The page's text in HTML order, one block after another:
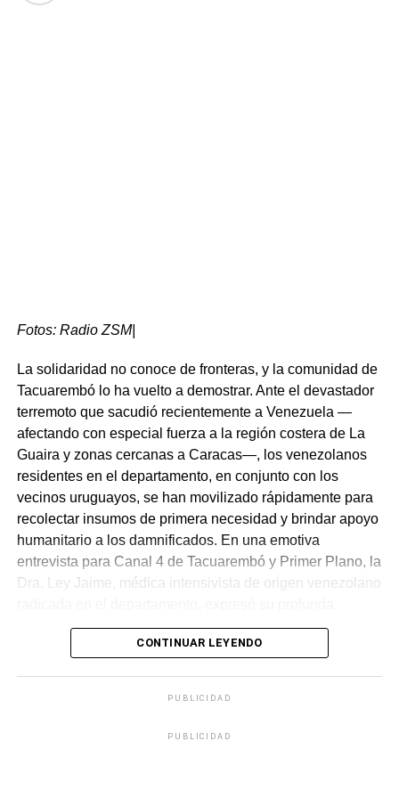
Fotos: Radio ZSM|
La solidaridad no conoce de fronteras, y la comunidad de
Tacuarembó lo ha vuelto a demostrar. Ante el devastador
terremoto que sacudió recientemente a Venezuela —
afectando con especial fuerza a la región costera de La
Guaira y zonas cercanas a Caracas—, los venezolanos
residentes en el departamento, en conjunto con los
vecinos uruguayos, se han movilizado rápidamente para
recolectar insumos de primera necesidad y brindar apoyo
humanitario a los damnificados. En una emotiva
entrevista para Canal 4 de Tacuarembó y Primer Plano, la
Dra. Ley Jaime, médica intensivista de origen venezolano
gratitud hacia la población local y de otros puntos del país
como Paysandú, Salto, Maldonado y Canelones. Destacó
insumos que hoy llenan de esperanza a los
CONTINUAR LEYENDO
PUBLICIDAD
PUBLICIDAD